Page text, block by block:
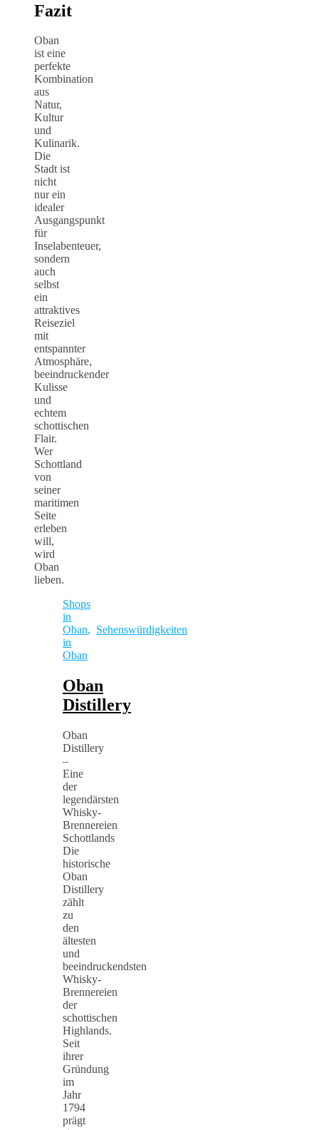
Fazit
Oban
ist eine
perfekte
Kombination
aus
Natur,
Kultur
und
Kulinarik.
Die
Stadt ist
nicht
nur ein
idealer
Ausgangspunkt
für
Inselabenteuer,
sondern
auch
selbst
ein
attraktives
Reiseziel
mit
entspannter
Atmosphäre,
beeindruckender
Kulisse
und
echtem
schottischen
Flair.
Wer
Schottland
von
seiner
maritimen
Seite
erleben
will,
wird
Oban
lieben.
Shops
in
Oban, Sehenswürdigkeiten
in
Oban
Oban
Distillery
Oban
Distillery
–
Eine
der
legendärsten
Whisky-
Brennereien
Schottlands
Die
historische
Oban
Distillery
zählt
zu
den
ältesten
und
beeindruckendsten
Whisky-
Brennereien
der
schottischen
Highlands.
Seit
ihrer
Gründung
im
Jahr
1794
prägt